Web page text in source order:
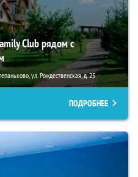
Club рядом с
ул. Рождественская, д. 25
ПОДРОБНЕЕ